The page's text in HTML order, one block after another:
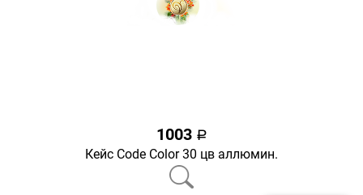
1003 a
Кейс Code Color 30 цв аллюмин.